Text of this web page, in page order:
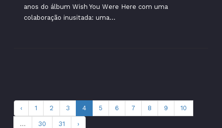
anos do álbum Wish You Were Here com uma
colaboração inusitada: uma...
‹ 1 2 3 4 5 6 7 8 9 10
... 30 31 ›